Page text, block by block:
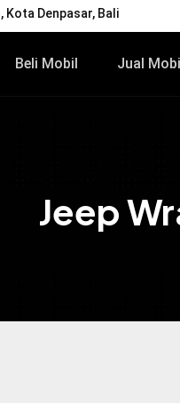
Kota Denpasar, Bali
Beli Mobil Jual
Jeep